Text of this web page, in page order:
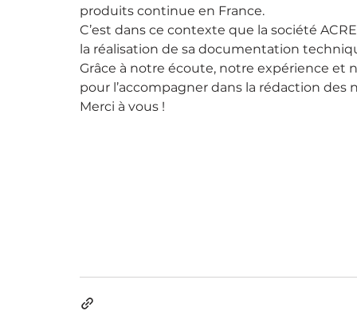
produits continue en France.
C’est dans ce contexte que la société
la réalisation de sa documentation
Grâce à notre écoute, notre expérience et
pour l’accompagner dans la rédaction
Merci à vous !